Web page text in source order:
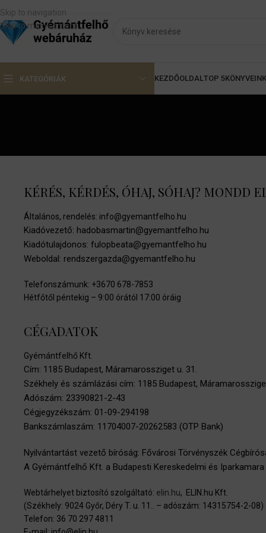
Skip to navigation
Skip to main content
KATEGÓRIÁK KEZDŐOLDALTOP 5KÖNYVEINK
KÉRÉS, KÉRDÉS, ÓHAJ, SÓHAJ? MONDD
Általános, rendelés: info@gyemantfelho.hu
Kiadóvezető: hadobasmartin@gyemantfelho.hu
Kiadótulajdonos: fulopbeata@gyemantfelho.hu
Weboldal: rendszergazda@gyemantfelho.hu
Telefonszámunk: +3670 678-7853
Hétfőtől péntekig – 9:00 órától 17:00 óráig
CÉGADATOK
Gyémántfelhő Kft.
Cím: 1185 Budapest, Máramarossziget u. 31.
Székhely és számlázási cím: 1185 Budapest,
Adószám: 23390821-2-43
Cégjegyzékszám: 01-09-294198
Bankszámlaszám: 11704007-20262583 (OTP Bank)
Nyilvántartást vezető bíróság: Fővárosi Törvényszék
A Gyémántfelhő Kft. a Budapesti Kereskedelmi és
Webtárhelyet biztosító szolgáltató: elin.hu, ELIN.hu Kft.
(Székhely: 9024 Győr, Déry T. u. 11.. – adószám: 14315754-2-08)
Telefon: 36 70 297 4811